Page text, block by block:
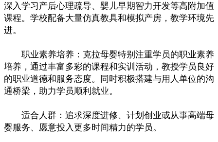
深入学习产后心理疏导、婴儿早期智力开发等高附加值
课程。学校配备大量仿真教具和模拟产房，教学环境先
进。
职业素养培养：克拉母婴特别注重学员的职业素养
培养，通过丰富多彩的课程和实训活动，教授学员良好
的职业道德和服务态度。同时积极搭建与用人单位的沟
通桥梁，助力学员顺利就业。
适合人群：追求深度进修、计划创业或从事高端母
婴服务、愿意投入更多时间精力的学员。